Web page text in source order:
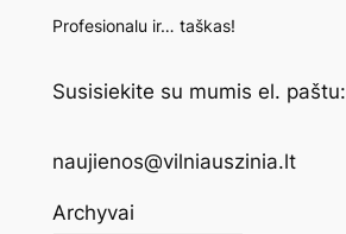
Profesionalu ir… taškas!
Susisiekite su mumis el. paštu:
naujienos@vilniauszinia.lt
Archyvai